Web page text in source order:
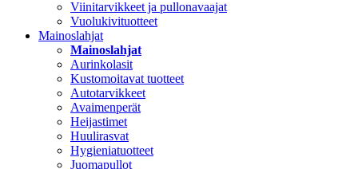
Viinitarvikkeet ja pullonavaajat
Vuolukivituotteet
Mainoslahjat
Mainoslahjat
Aurinkolasit
Kustomoitavat tuotteet
Autotarvikkeet
Avaimenperät
Heijastimet
Huulirasvat
Hygieniatuotteet
Juomapullot